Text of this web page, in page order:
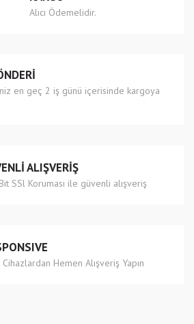
eksik bilgiler bulunuyor.
farklı alternatifler olmalı.
Gönder
Alıcı Ödemelidir.
en geç 2 iş günü içerisinde kargoya
ALIŞVERİŞ
SSl Koruması ile güvenli alışveriş
Cihazlardan Hemen Alışveriş Yapın